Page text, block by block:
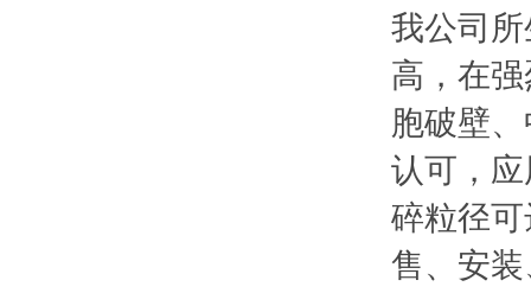
我公司
高，在
胞破壁
认可，
碎粒径
售、安